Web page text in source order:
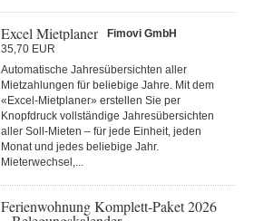
Excel Mietplaner
Fimovi GmbH
35,70 EUR
Automatische Jahresübersichten aller
Mietzahlungen für beliebige Jahre. Mit dem
«Excel-Mietplaner» erstellen Sie per
Knopfdruck vollständige Jahresübersichten
aller Soll-Mieten – für jede Einheit, jeden
Monat und jedes beliebige Jahr.
Mieterwechsel,...
Ferienwohnung Komplett-Paket 2026